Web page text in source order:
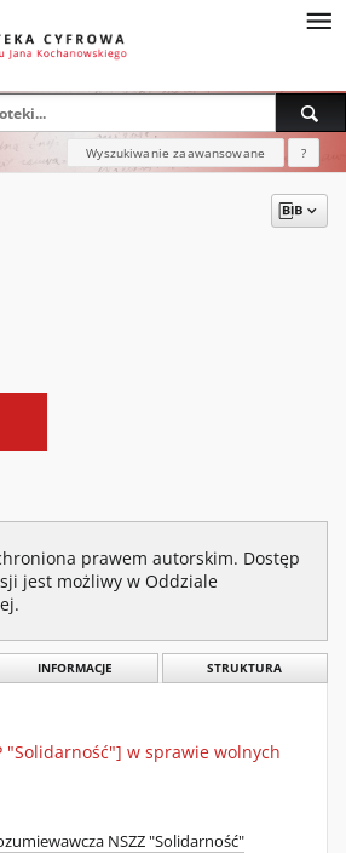
Wyszukiwanie zaawansowane ?
prawem autorskim. Dostęp
jest możliwy w Oddziale
INFORMACJE STRUKTURA
"Solidarność"] w sprawie wolnych
NSZZ "Solidarność"